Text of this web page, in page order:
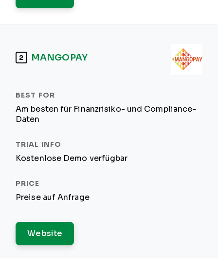
2 MANGOPAY
Am besten für Finanzrisiko- und Compliance-
Daten
Kostenlose Demo verfügbar
Preise auf Anfrage
Website